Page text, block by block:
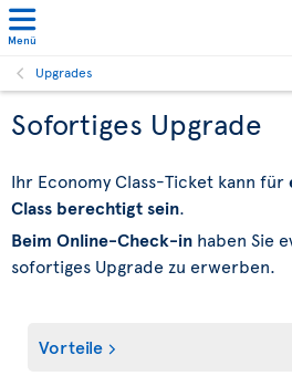
Menü
Upgrades
Sofortiges Upgrade
Ihr Economy Class-Ticket kann für
Class berechtigt sein.
Beim Online-Check-in haben Sie
sofortiges Upgrade zu erwerben.
Vorteile